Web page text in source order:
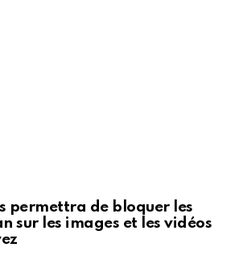
permettra de bloquer les
sur les images et les vidéos